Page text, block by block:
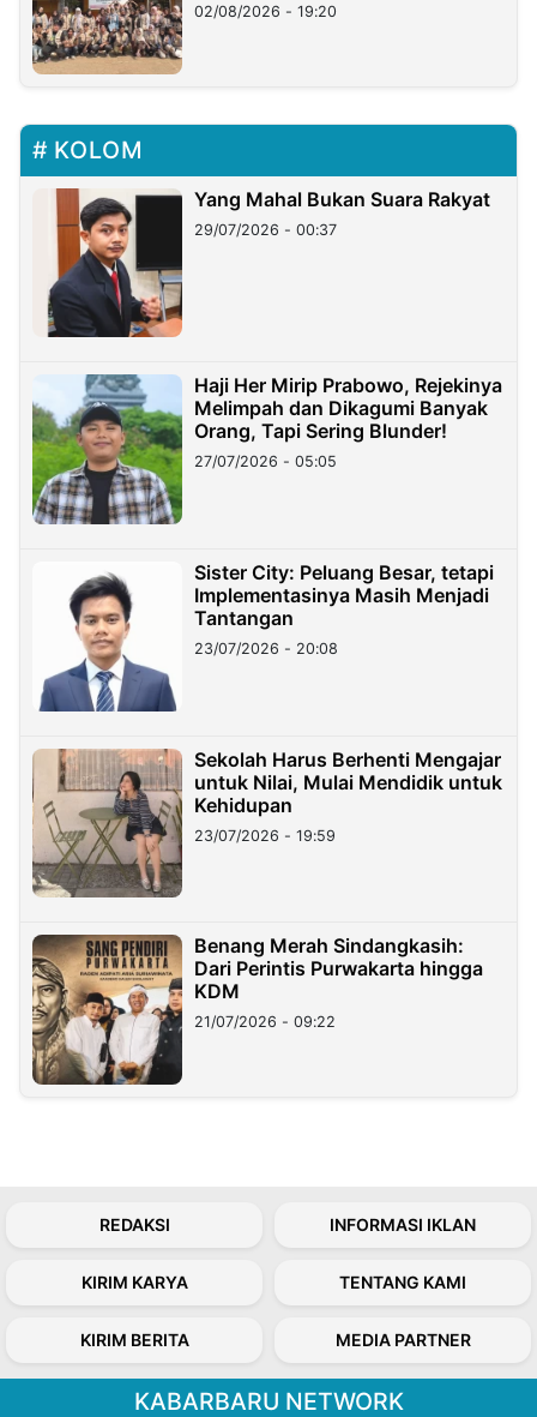
02/08/2026 - 19:20
KOLOM
Yang Mahal Bukan Suara Rakyat
29/07/2026 - 00:37
Haji Her Mirip Prabowo, Rejekinya
Melimpah dan Dikagumi Banyak
Orang, Tapi Sering Blunder!
27/07/2026 - 05:05
Sister City: Peluang Besar, tetapi
Implementasinya Masih Menjadi
Tantangan
23/07/2026 - 20:08
Sekolah Harus Berhenti Mengajar
untuk Nilai, Mulai Mendidik untuk
Kehidupan
23/07/2026 - 19:59
Benang Merah Sindangkasih:
Dari Perintis Purwakarta hingga
KDM
21/07/2026 - 09:22
REDAKSI INFORMASI IKLAN
KIRIM KARYA TENTANG KAMI
KIRIM BERITA MEDIA PARTNER
KABARBARU NETWORK